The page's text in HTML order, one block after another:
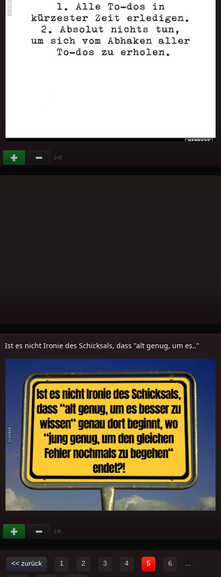
(+2)
Ist es nicht Ironie des Schicksals, dass "alt genug, um es.."
(-4)
<< zurück 1 2 3 4 5 6 ...